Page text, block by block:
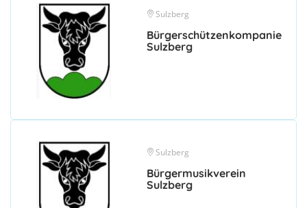
Sulzberg
Bürgerschützenkompanie
Sulzberg
Sulzberg
Bürgermusikverein
Sulzberg